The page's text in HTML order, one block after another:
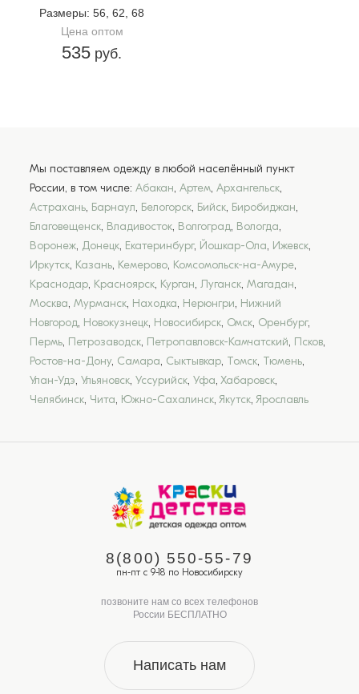
Размеры: 56, 62, 68
Цена оптом
535 руб.
Мы поставляем одежду в любой населённый пункт
России, в том числе: Абакан, Артем, Архангельск,
Астрахань, Барнаул, Белогорск, Бийск, Биробиджан,
Благовещенск, Владивосток, Волгоград, Вологда,
Воронеж, Донецк, Екатеринбург, Йошкар-Ола, Ижевск,
Иркутск, Казань, Кемерово, Комсомольск-на-Амуре,
Краснодар, Красноярск, Курган, Луганск, Магадан,
Москва, Мурманск, Находка, Нерюнгри, Нижний
Новгород, Новокузнецк, Новосибирск, Омск, Оренбург,
Пермь, Петрозаводск, Петропавловск-Камчатский, Псков,
Ростов-на-Дону, Самара, Сыктывкар, Томск, Тюмень,
Улан-Удэ, Ульяновск, Уссурийск, Уфа, Хабаровск,
Челябинск, Чита, Южно-Сахалинск, Якутск, Ярославль
8(800) 550-55-79
пн-пт с 9-18 по Новосибирску
позвоните нам со всех телефонов
России БЕСПЛАТНО
Написать нам